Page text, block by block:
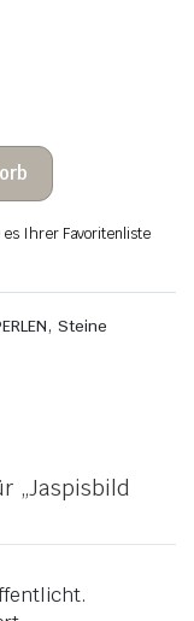
es Ihrer Favoritenliste
, Steine
„Jaspisbild